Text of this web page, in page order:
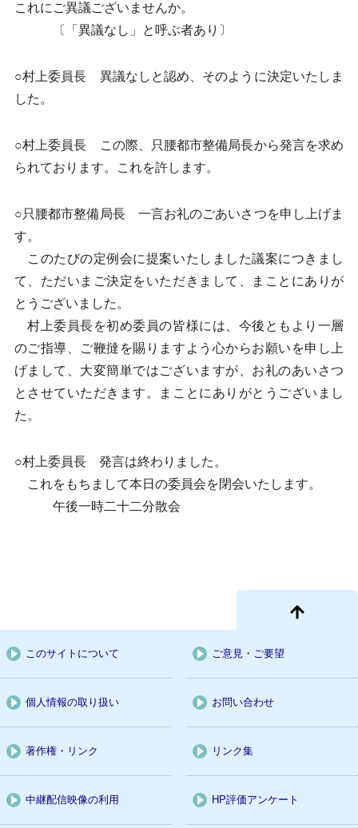
これにご異議ございませんか。
〔「異議なし」と呼ぶ者あり〕
○村上委員長 異議なしと認め、そのように決定いたしま
した。
○村上委員長 この際、只腰都市整備局長から発言を求め
られております。これを許します。
○只腰都市整備局長 一言お礼のごあいさつを申し上げま
す。
このたびの定例会に提案いたしました議案につきまし
て、ただいまご決定をいただきまして、まことにありが
とうございました。
村上委員長を初め委員の皆様には、今後ともより一層
のご指導、ご鞭撻を賜りますよう心からお願いを申し上
げまして、大変簡単ではございますが、お礼のあいさつ
とさせていただきます。まことにありがとうございまし
た。
○村上委員長 発言は終わりました。
これをもちまして本日の委員会を閉会いたします。
午後一時二十二分散会
このサイトについて ご意見・ご要望
個人情報の取り扱い お問い合わせ
著作権・リンク リンク集
中継配信映像の利用 HP評価アンケート